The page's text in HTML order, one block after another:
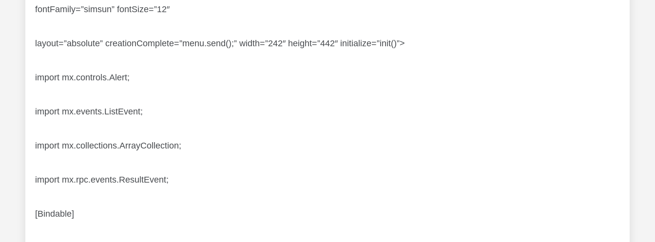
fontFamily=”simsun” fontSize=”12″
layout=”absolute” creationComplete=”menu.send();” width=”242″ height=”442″ initialize=”init()”>
import mx.controls.Alert;
import mx.events.ListEvent;
import mx.collections.ArrayCollection;
import mx.rpc.events.ResultEvent;
[Bindable]